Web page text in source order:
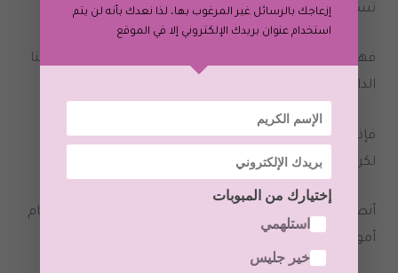
تستطيعين
فهم الكتاب و ما يقصده الكاتب. في المقابل، الكاتب يعطينا
الدافع القوي لكي نحقق أحلامنا و نوقف شماعة الأعذار.
فإذا كنتي ترغبين بأن تخطي خطوة للأمام لتحقيق أي حلم و
لكن بسبب الأعذار لم تستطيعي تحقيق أحلامك.
أنصحك بقراءة هذا الكتاب لأنه الخطوة الأولى لتمسكي بزمام
أمور حياتك و تختاري الحياة التي تريدينها.
إزعاجك بالرسائل غير المرغوب بها، لذا نعدك بأنه لن يتم
استخدام عنوان بريدك الإلكتروني إلا في الموقع
إختيارك من المبوبات
استلهمي
خير جليس